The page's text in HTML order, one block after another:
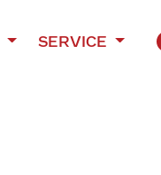
SERVICE